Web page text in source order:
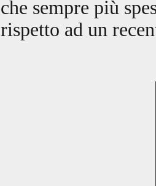
che sempre più
rispetto ad un